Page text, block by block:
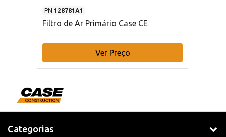
PN 128781A1
Filtro de Ar Primário Case CE
Ver Preço
Categorias